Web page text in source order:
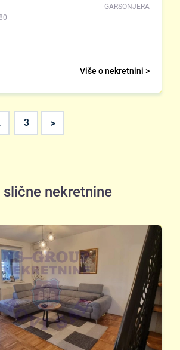
GARSONJERA
Više o nekretnini >
3 >
nekretnine